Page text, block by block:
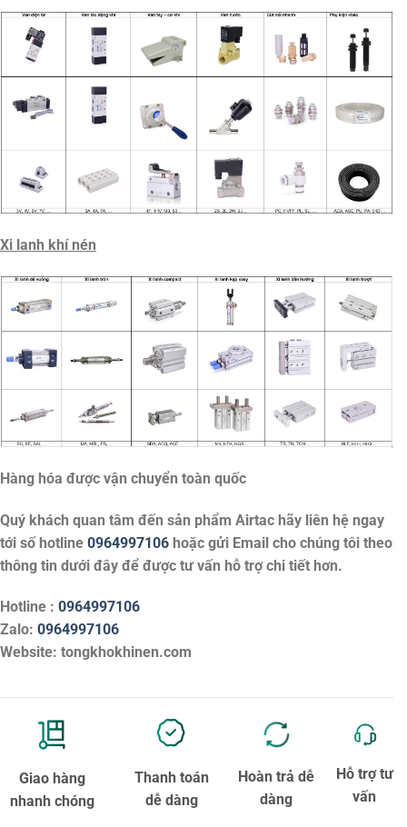
Xi lanh khí nén
Hàng hóa được vận chuyển toàn quốc
Quý khách quan tâm đến sản phẩm Airtac hãy liên hệ ngay
tới số hotline 0964997106 hoặc gửi Email cho chúng tôi theo
thông tin dưới đây để được tư vấn hỗ trợ chi tiết hơn.
Hotline : 0964997106
Zalo: 0964997106
Website: tongkhokhinen.com
Giao hàng
nhanh chóng
Thanh toán
dễ dàng
Hoàn trả dễ
dàng
Hỗ trợ tư
vấn